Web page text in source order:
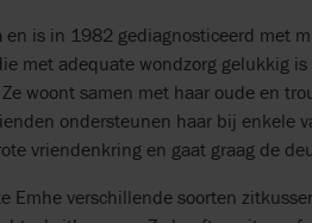
en is in 1982 gediagnosticeerd met
met adequate wondzorg gelukkig
woont samen met haar oude en
ondersteunen haar bij enkele
vriendenkring en gaat graag de
Emhe verschillende soorten